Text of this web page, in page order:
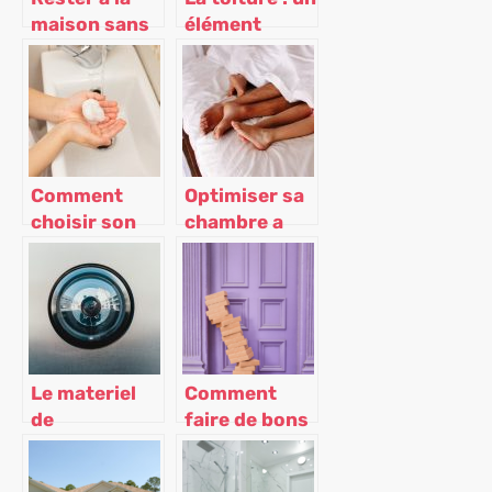
maison sans
s’ennuyer
élément
important de
la maison que
vous devez
entretenir !
Comment
choisir son
lave-mains
pour les WC ?
Optimiser sa
chambre a
coucher pour
Le materiel
de
surveillance
et
Comment
faire de bons
cartons pour
votre